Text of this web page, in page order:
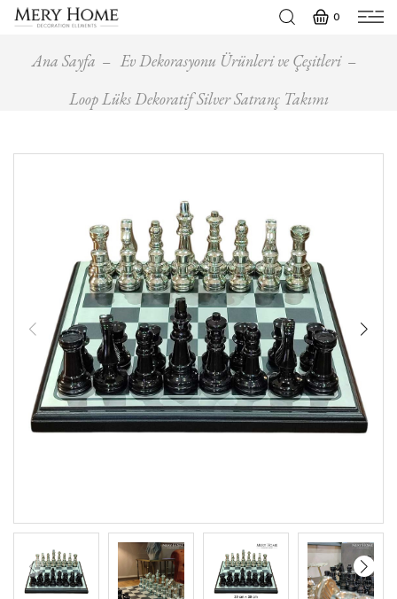
0
Ana Sayfa
Ev Dekorasyonu Ürünleri ve Çeşitleri
Loop Lüks Dekoratif Silver Satranç Takımı